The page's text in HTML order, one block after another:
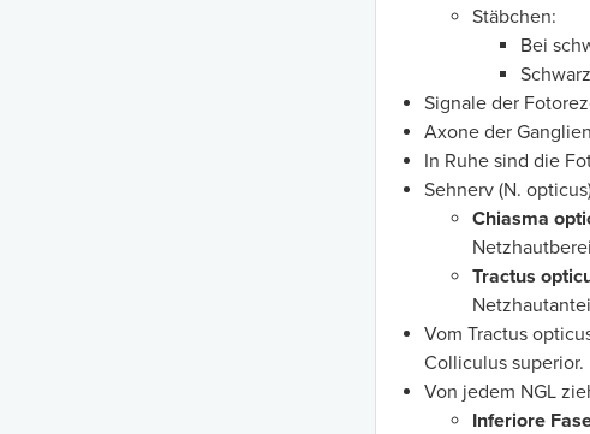
Stäbchen:
Bei
Signale der
Axone der
In Ruhe sind die
Sehnerv (N.
Chiasma
Tractus
Vom Tractus
Colliculus superior.
Von jedem NGL
Inferiore